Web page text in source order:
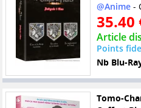
@Anime-
35.40
Article
Points
Nb Blu-
Tomo-